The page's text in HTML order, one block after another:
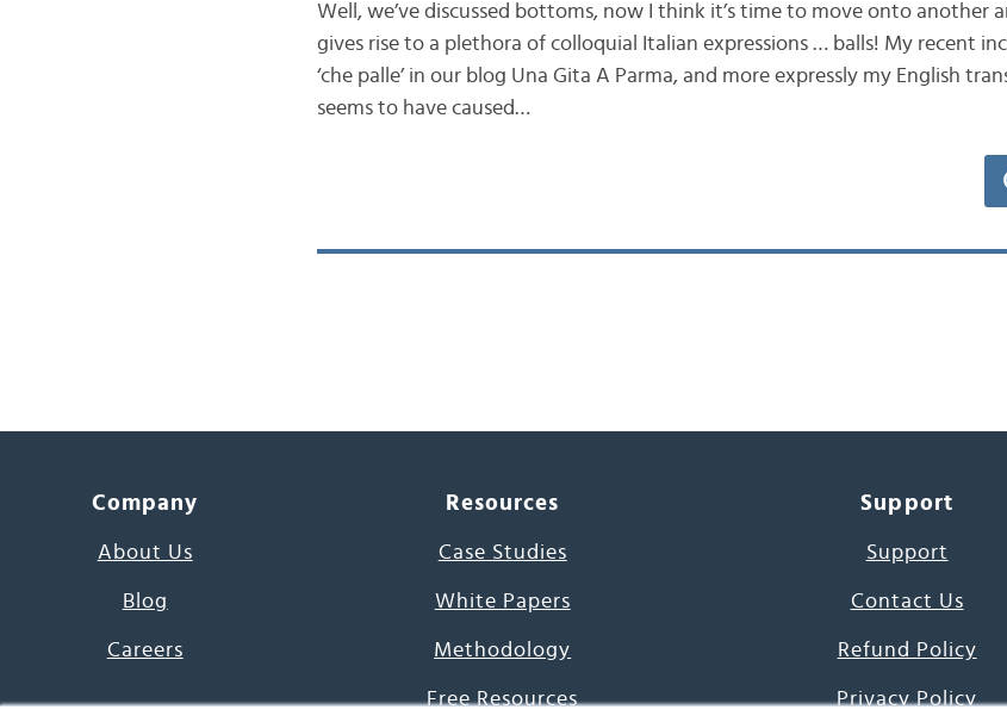
Well, we’ve discussed bottoms, now I think it’s time to move onto another
gives rise to a plethora of colloquial Italian expressions … balls! My recent
‘che palle’ in our blog Una Gita A Parma, and more expressly my English
seems to have caused…
Company
About Us
Blog
Careers
Resources
Case Studies
White Papers
Methodology
Free Resources
Support
Support
Contact Us
Refund Policy
Privacy Policy